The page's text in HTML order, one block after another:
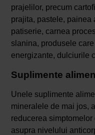
prajelilor, precum
prajita, pastele, painea
patiserie, carnea
slanina, produsele
energizante, dulciurile
Suplimente
Unele suplimente
mineralele de mai jos,
reducerea
asupra nivelului